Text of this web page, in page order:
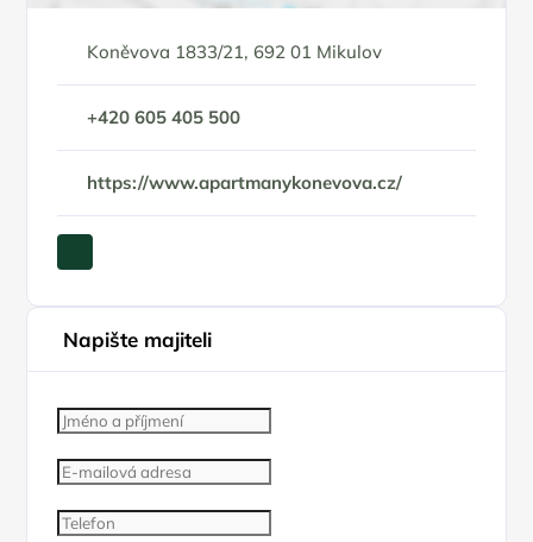
Koněvova 1833/21, 692 01 Mikulov
+420 605 405 500
https://www.apartmanykonevova.cz/
Napište majiteli